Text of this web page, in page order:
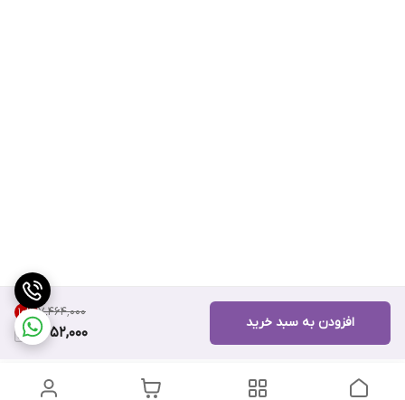
۷٬۴۶۴٬۰۰۰ 10%
6,652,000
افزودن به سبد خرید